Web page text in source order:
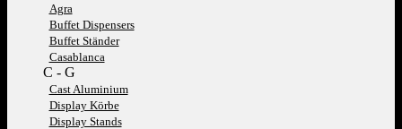
Agra
Buffet Dispensers
Buffet Ständer
Casablanca
C - G
Cast Aluminium
Display Körbe
Display Stands